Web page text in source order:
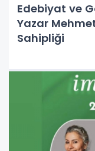
Edebiyat ve
Yazar
Sahipliği